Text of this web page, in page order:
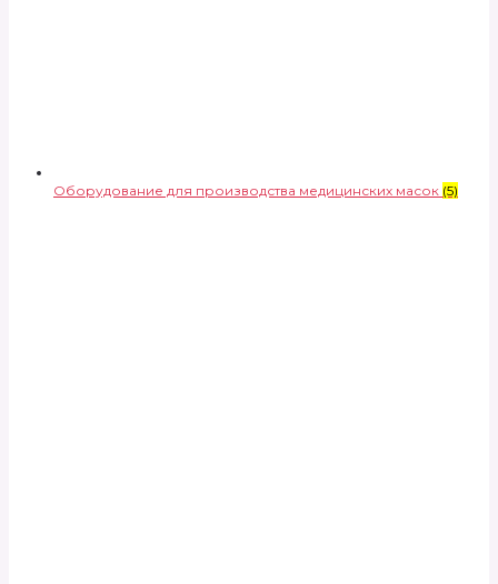
Оборудование для производства медицинских масок (5)